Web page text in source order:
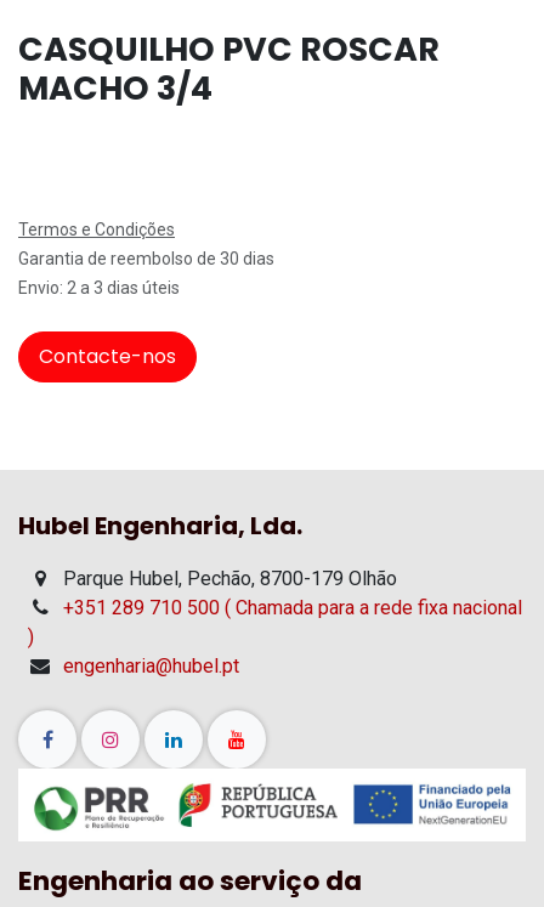
CASQUILHO PVC ROSCAR
MACHO 3/4
Termos e Condições
Garantia de reembolso de 30 dias
Envio: 2 a 3 dias úteis
Contacte-nos
Hubel Engenharia, Lda.
Parque Hubel, Pechão, 8700-179 Olhão
+351 289 710 500 ( Chamada para a rede fixa nacional
)
engenharia@hubel.pt
Engenharia ao serviço da